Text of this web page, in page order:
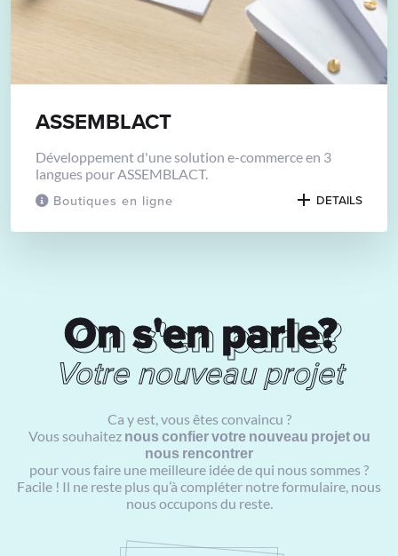
Boutiques en ligne
ASSEMBLACT
Développement d'une solution e-commerce en 3
langues pour ASSEMBLACT.
DETAILS
On s'en parle?
On s'en parle?
Votre nouveau projet
Ca y est, vous êtes convaincu ?
Vous souhaitez nous confier votre nouveau projet ou
nous rencontrer
pour vous faire une meilleure idée de qui nous sommes ?
Facile ! Il ne reste plus qu’à compléter notre formulaire, nous
nous occupons du reste.